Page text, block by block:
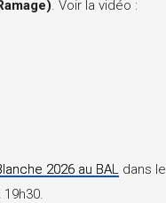
. Voir la vidéo :
2026 au BALdans le